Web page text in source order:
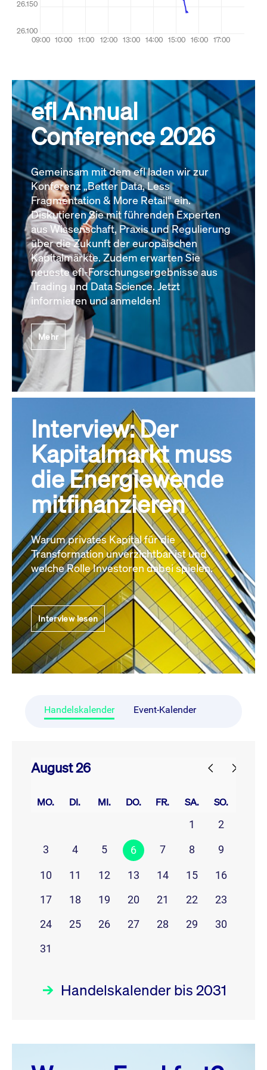
efl Annual
Conference 2026
Gemeinsam mit dem efl laden wir zur
Konferenz „Better Data, Less
Fragmentation & More Retail“ ein.
Diskutieren Sie mit führenden Experten
aus Wissenschaft, Praxis und Regulierung
über die Zukunft der europäischen
Kapitalmärkte. Zudem erwarten Sie
neueste efl-Forschungsergebnisse aus
Trading und Data Science. Jetzt
informieren und anmelden!
Mehr
Interview: Der
Kapitalmarkt muss
die Energiewende
mitfinanzieren
Warum privates Kapital für die
Transformation unverzichtbar ist und
welche Rolle Investoren dabei spielen.
Interview lesen
Handelskalender Event-Kalender
August 26
MO. DI. MI. DO. FR. SA. SO.
1
2
3
4 5 6 7 8 9
10 11 12 13 14 15
16
17
18 19 20 21 22
23
24
25 26 27 28 29
30
31
Handelskalender bis 2031
August 26